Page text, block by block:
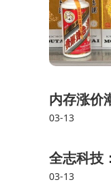
内存涨价
03-13
全志科技
03-13